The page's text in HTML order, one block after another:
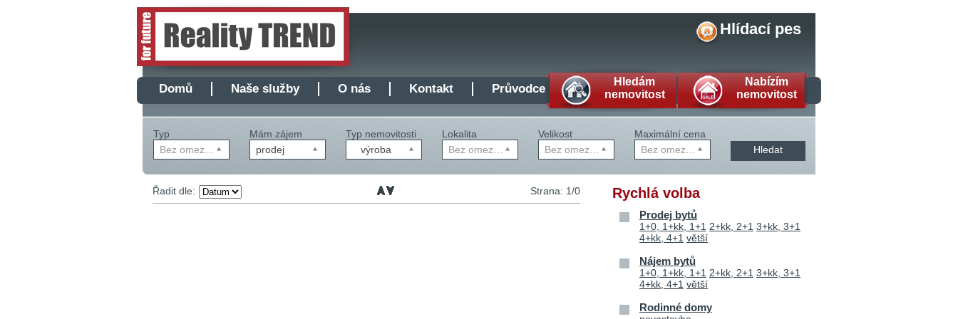
Domů Naše služby O nás Kontakt Průvodce
Hledám
nemovitost
Nabízím
nemovitost
Hlídací pes
Typ
Mám zájem
prodej
Typ nemovitosti
výroba
Lokalita
Velikost
Maximální cena
Hledat
Strana: 1/0
Řadit dle: Rychlá volba
Prodej bytů
1+0, 1+kk, 1+1 2+kk, 2+1 3+kk, 3+1
4+kk, 4+1 větší
Nájem bytů
1+0, 1+kk, 1+1 2+kk, 2+1 3+kk, 3+1
4+kk, 4+1 větší
Rodinné domy